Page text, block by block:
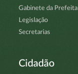
Gabinete da Prefeita
Legislação
Secretarias
Cidadão